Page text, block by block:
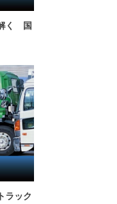
く 国
ラック